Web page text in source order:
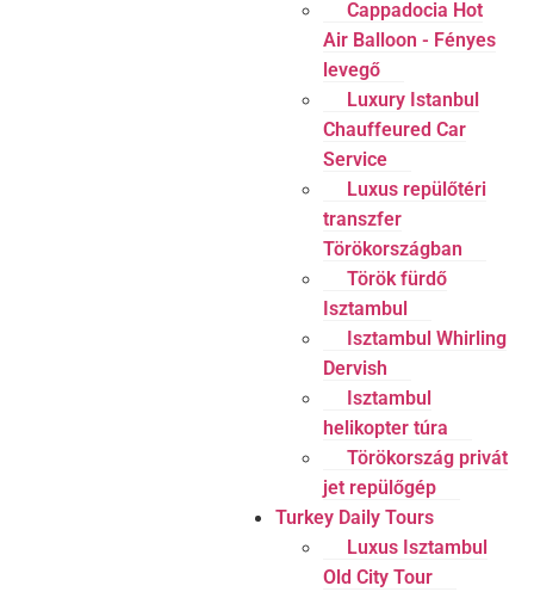
Cappadocia Hot
Air Balloon - Fényes
levegő
Luxury Istanbul
Chauffeured Car
Service
Luxus repülőtéri
transzfer
Törökországban
Török fürdő
Isztambul
Isztambul Whirling
Dervish
Isztambul
helikopter túra
Törökország privát
jet repülőgép
Turkey Daily Tours
Luxus Isztambul
Old City Tour